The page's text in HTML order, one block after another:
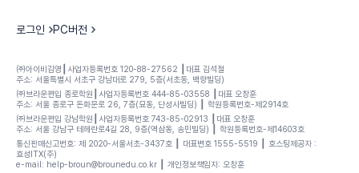
로그인 PC버전
㈜아이비김영┃사업자등록번호 120-88-27562 ┃대표 김석철
주소: 서울특별시 서초구 강남대로 279, 5층(서초동, 백향빌딩)
㈜브라운편입 종로학원┃사업자등록번호 444-85-03558 ┃대표 오창훈
주소: 서울 종로구 돈화문로 26, 7층(묘동, 단성사빌딩) ┃ 학원등록번호-제2914호
㈜브라운편입 강남학원┃사업자등록번호 743-85-02913 ┃대표 오창훈
주소: 서울 강남구 테헤란로4길 28, 9층(역삼동, 송민빌딩) ┃ 학원등록번호-제14603호
통신판매신고번호: 제 2020-서울서초-3437호 ┃ 대표변호 1555-5519 ┃ 호스팅제공자 :
효성ITX(주)
e-mail: help-broun@brounedu.co.kr ┃ 개인정보책임자: 오창훈